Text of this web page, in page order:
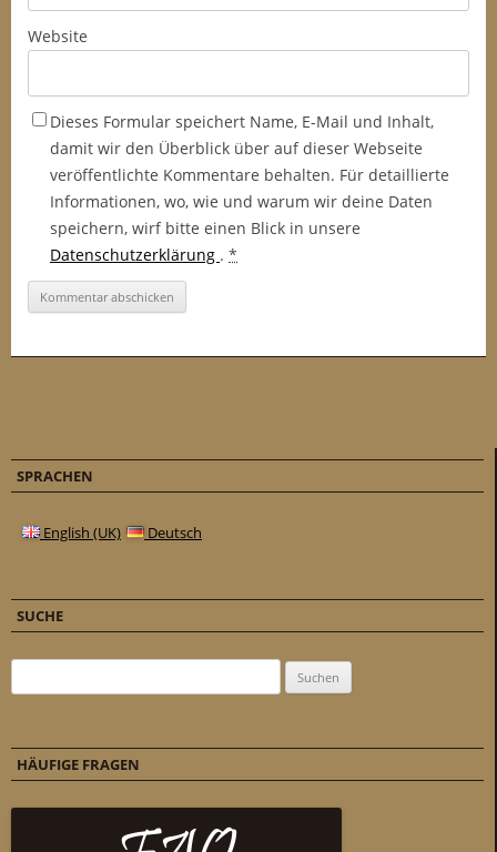
Website
Dieses Formular speichert Name, E-Mail und Inhalt,
damit wir den Überblick über auf dieser Webseite
veröffentlichte Kommentare behalten. Für detaillierte
Informationen, wo, wie und warum wir deine Daten
speichern, wirf bitte einen Blick in unsere
Datenschutzerklärung . *
SPRACHEN
English (UK) Deutsch
SUCHE
HÄUFIGE FRAGEN